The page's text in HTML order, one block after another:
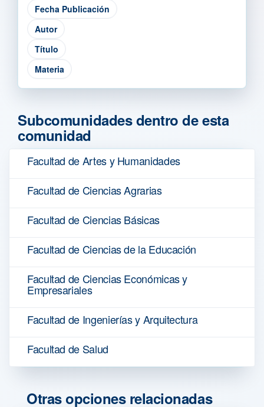
Subcomunidades dentro de esta
comunidad
Facultad de Artes y Humanidades
Facultad de Ciencias Agrarias
Facultad de Ciencias Básicas
Facultad de Ciencias de la Educación
Facultad de Ciencias Económicas y
Empresariales
Facultad de Ingenierías y Arquitectura
Facultad de Salud
Otras opciones relacionadas